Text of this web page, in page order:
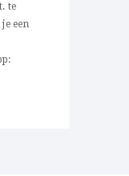
te
een